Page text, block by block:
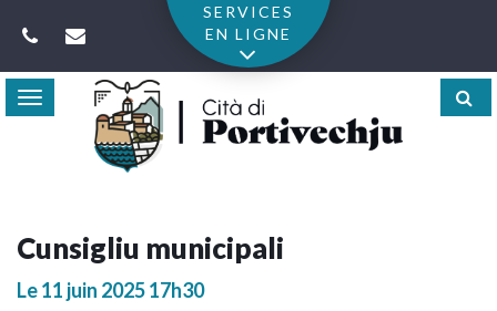
SERVICES
EN LIGNE
Toggle
navigation
Cunsigliu municipali
Le11 juin 202517h30